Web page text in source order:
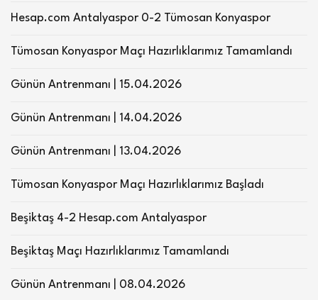
Hesap.com Antalyaspor 0-2 Tümosan Konyaspor
Tümosan Konyaspor Maçı Hazırlıklarımız Tamamlandı
Günün Antrenmanı | 15.04.2026
Günün Antrenmanı | 14.04.2026
Günün Antrenmanı | 13.04.2026
Tümosan Konyaspor Maçı Hazırlıklarımız Başladı
Beşiktaş 4-2 Hesap.com Antalyaspor
Beşiktaş Maçı Hazırlıklarımız Tamamlandı
Günün Antrenmanı | 08.04.2026